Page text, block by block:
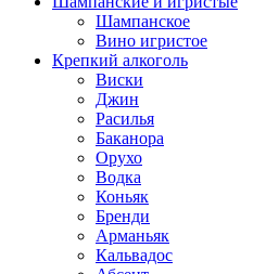
Шампанское
Вино игристое
Крепкий алкоголь
Виски
Джин
Расилья
Баканора
Орухо
Водка
Коньяк
Бренди
Арманьяк
Кальвадос